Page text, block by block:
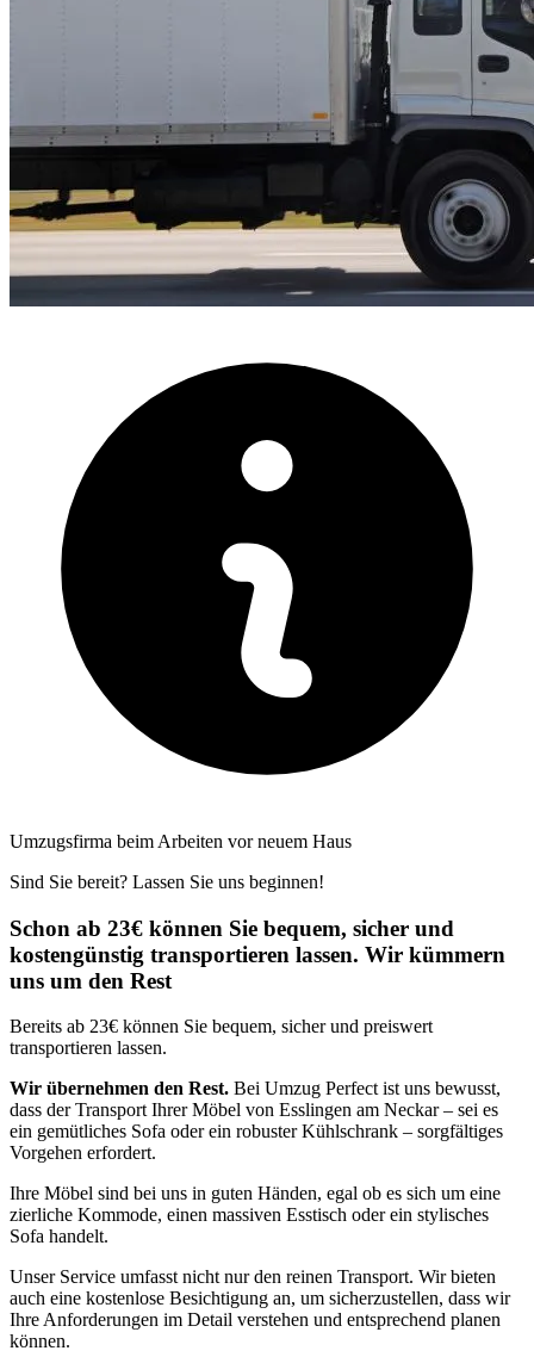
Umzugsfirma beim Arbeiten vor neuem Haus
Sind Sie bereit? Lassen Sie uns beginnen!
Schon ab 23€ können Sie bequem, sicher und
kostengünstig transportieren lassen. Wir kümmern
uns um den Rest
Bereits ab 23€ können Sie bequem, sicher und preiswert
transportieren lassen.
Wir übernehmen den Rest. Bei Umzug Perfect ist uns bewusst,
dass der Transport Ihrer Möbel von Esslingen am Neckar – sei es
ein gemütliches Sofa oder ein robuster Kühlschrank – sorgfältiges
Vorgehen erfordert.
Ihre Möbel sind bei uns in guten Händen, egal ob es sich um eine
zierliche Kommode, einen massiven Esstisch oder ein stylisches
Sofa handelt.
Unser Service umfasst nicht nur den reinen Transport. Wir bieten
auch eine kostenlose Besichtigung an, um sicherzustellen, dass wir
Ihre Anforderungen im Detail verstehen und entsprechend planen
können.